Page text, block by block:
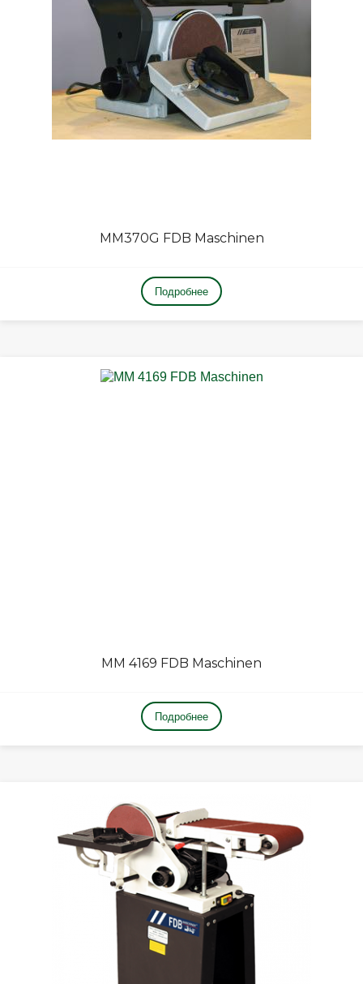
MM370G FDB Maschinen
Подробнее
MM 4169 FDB Maschinen
Подробнее